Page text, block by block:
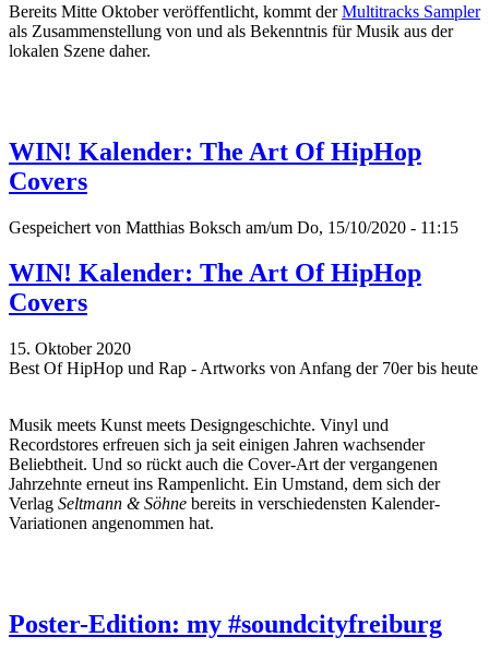
Bereits Mitte Oktober veröffentlicht, kommt derMultitracks Sampler
als Zusammenstellung von und als Bekenntnis für Musik aus der
lokalen Szene daher.
WIN! Kalender: The Art Of HipHop
Covers
Gespeichert von Matthias Boksch am/um Do, 15/10/2020 - 11:15
WIN! Kalender: The Art Of HipHop
Covers
15. Oktober 2020
Best Of HipHop und Rap - Artworks von Anfang der 70er bis heute
Musik meets Kunst meets Designgeschichte. Vinyl und
Recordstores erfreuen sich ja seit einigen Jahren wachsender
Beliebtheit. Und so rückt auch die Cover-Art der vergangenen
Jahrzehnte erneut ins Rampenlicht. Ein Umstand, dem sich der
Verlag Seltmann & Söhne bereits in verschiedensten Kalender-
Variationen angenommen hat.
Poster-Edition: my #soundcityfreiburg